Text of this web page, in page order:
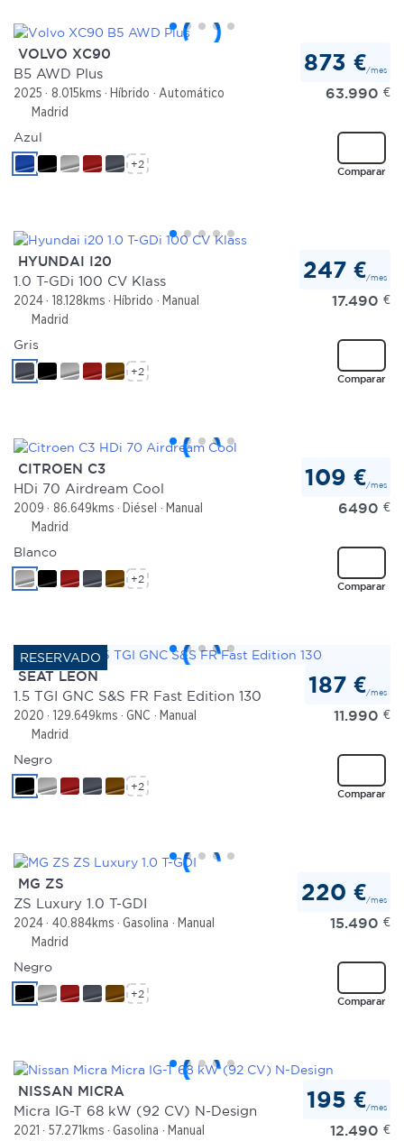
VOLVO XC90
B5 AWD Plus
2025 8.015kms Híbrido
Automático
Madrid
873 €/mes
63.990 €
Comparar
Azul
+2
HYUNDAI I20
1.0 T-GDi 100 CV Klass
2024 18.128kms Híbrido
Manual
Madrid
247 €/mes
17.490 €
Comparar
Gris
+2
CITROEN C3
HDi 70 Airdream Cool
2009 86.649kms Diésel
Manual
Madrid
109 €/mes
6490 €
Comparar
Blanco
+2
SEAT LEON
1.5 TGI GNC S&S FR Fast Edition 130
2020 129.649kms GNC
Manual
Madrid
187 €/mes
11.990 €
Comparar
Negro
+2
MG ZS
ZS Luxury 1.0 T-GDI
2024 40.884kms Gasolina
Manual
Madrid
220 €/mes
15.490 €
Comparar
Negro
+2
NISSAN MICRA
Micra IG-T 68 kW (92 CV) N-Design
2021 57.271kms Gasolina
Manual
195 €/mes
12.490 €